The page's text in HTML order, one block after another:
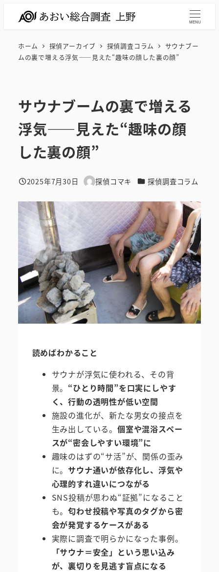
MENU
ホーム 探偵アーカイブ 探偵調査コラム
サウナブー
ムの裏で増える浮気――見えた“趣味の顔した裏の顔”
サウナブームの裏で増える
浮気――見えた“趣味の顔
した裏の顔”
投稿日
2025年7月30日
著
探偵コマキ カテゴリー
探偵調査コラム
読めばわかること
サウナが浮気に使われる、その背
景。 “ひとり時間”を口実にしやす
く、行動の透明性が低い空間
施設の進化が、新たな男女の接点を
生み出している。 個室や混浴スペー
スが“密会しやすい環境”に
趣味のはずの“サ活”が、関係の歪み
に。 サウナ通いが依存化し、浮気や
心理的すれ違いにつながる
SNS投稿が思わぬ“証拠”になること
も。匂わせ投稿や写真のタグから密
会が発覚するケースがある
実際に調査で明らかになった事例。
「サウナ＝安全」という思い込み
が、裏切りを見逃す盲点になる